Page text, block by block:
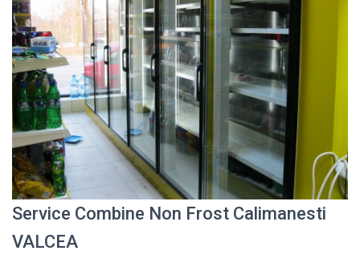
Service Combine Non Frost Calimanesti
VALCEA